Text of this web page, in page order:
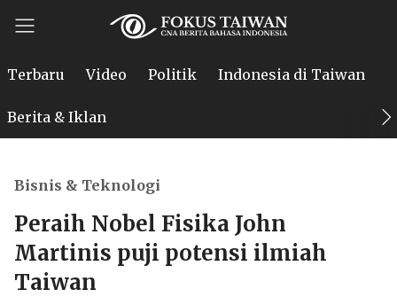
Terbaru Video Politik Indonesia di Taiwan
Berita & Iklan
Bisnis & Teknologi
Peraih Nobel Fisika John
Martinis puji potensi ilmiah
Taiwan